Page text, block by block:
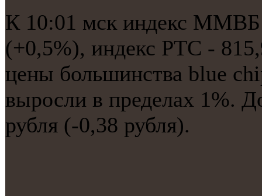
К 10:01 мск индекс ММВБ
(+0,5%), индекс РТС -
цены большинства blue
выросли в пределах 1%.
рубля (-0,38 рубля).